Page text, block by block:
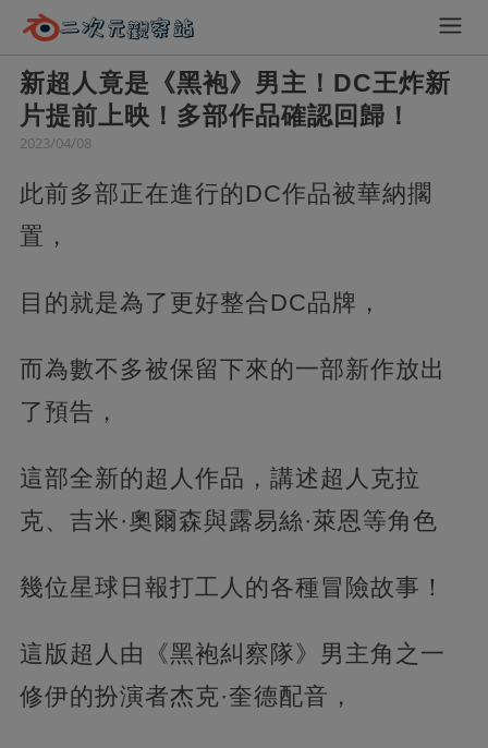
新超人竟是《黑袍》男主！DC王炸新
片提前上映！多部作品確認回歸！
2023/04/08
此前多部正在進行的DC作品被華納擱
置，
目的就是為了更好整合DC品牌，‍
而為數不多被保留下來的一部新作放出
了預告，
這部全新的超人作品，講述超人克拉
克、吉米·奧爾森與露易絲·萊恩等角色
幾位星球日報打工人的各種冒險故事！
這版超人由《黑袍糾察隊》男主角之一
修伊的扮演者杰克·奎德配音，‍‍